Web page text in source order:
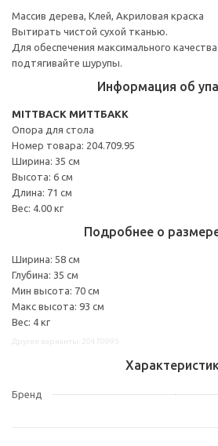
Массив дерева, Клей, Акриловая краска
Вытирать чистой сухой тканью.
Для обеспечения максимального
подтягивайте шурупы.
Информация об
MITTBACK МИТТБАКК
Опора для стола
Номер товара: 204.709.95
Ширина: 35 см
Высота: 6 см
Длина: 71 см
Вес: 4.00 кг
Подробнее о
Ширина: 58 см
Глубина: 35 см
Мин высота: 70 см
Макс высота: 93 см
Вес: 4 кг
Бренд